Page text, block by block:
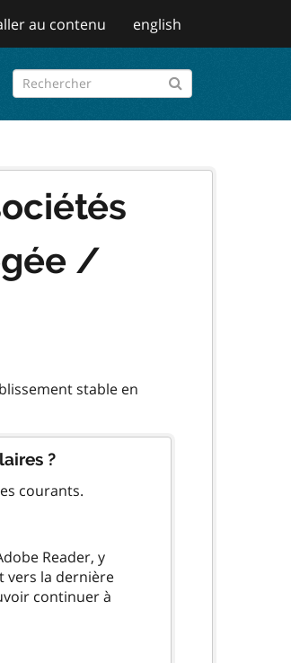
au contenu english
/
stable en
?
courants.
Reader, y
vers la dernière
continuer à